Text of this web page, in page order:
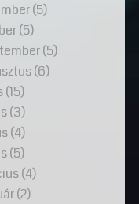
(5)
(5)
(5)
(6)
(15)
(3)
(4)
(5)
(4)
(2)